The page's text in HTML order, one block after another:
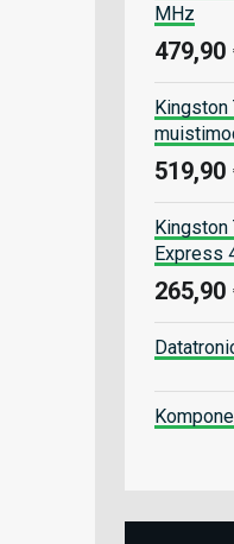
MHz
479,90
Kingston
519,90
Kingston
Express
265,90